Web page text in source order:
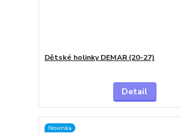
Dětské holinky DEMAR (20-27)
Detail
Novinka